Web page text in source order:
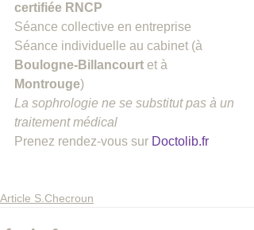
certifiée RNCP
Séance collective en entreprise
Séance individuelle au cabinet (à
Boulogne-Billancourt et à
Montrouge)
La sophrologie ne se substitut pas à un
traitement médical
Prenez rendez-vous sur Doctolib.fr
Article S.Checroun